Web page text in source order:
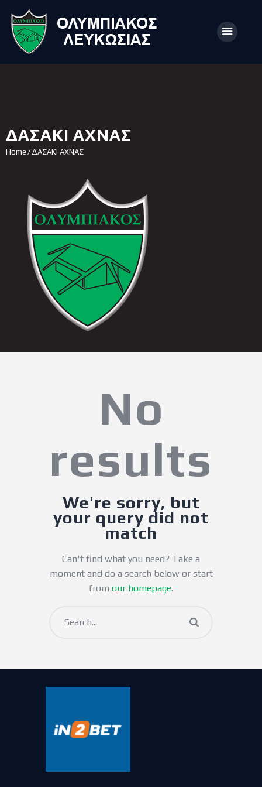
ΔΑΣΑΚΙ ΑΧΝΑΣ
Home ΔΑΣΑΚΙ ΑΧΝΑΣ
ΟΜΑΔΑ
ΣΩΜΑΤΕΙΟ
e-Shop
ΕΙΣΙΤΗΡΙΑ
No
results
We're sorry, but
your query did not
match
Can't find what you need? Take a
moment and do a search below or start
from our homepage.